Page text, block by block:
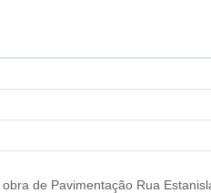
de Pavimentação Rua